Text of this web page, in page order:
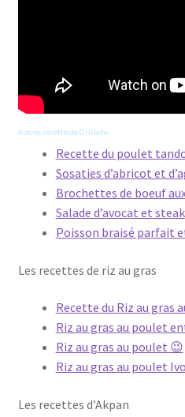
Autres recette de Grillade
Recette du poulet
Sosaties d’abricot et
Brochettes de boeuf
Salade d’avocat et steak
Poisson braisé parfait
Les recettes de riz au gras
Recette du Riz au gras
Riz au gras au poulet
Riz au gras au poulet 😉
Riz au gras au poulet
Les recettes d’Akpan